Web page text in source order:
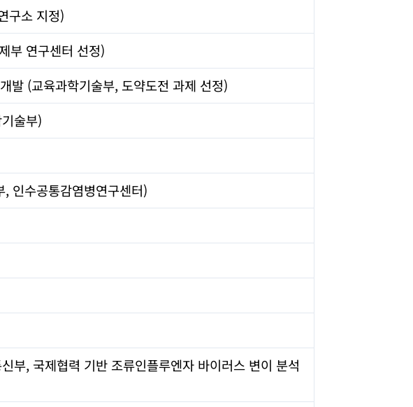
구소 지정)
부 연구센터 선정)
발 (교육과학기술부, 도약도전 과제 선정)
술부)
인수공통감염병연구센터)
부, 국제협력 기반 조류인플루엔자 바이러스 변이 분석